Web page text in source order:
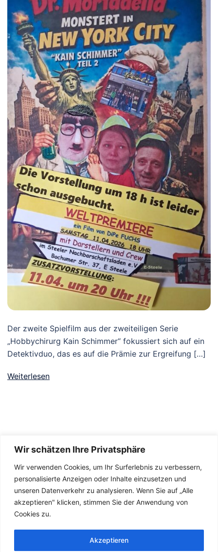
Wir schätzen Ihre Privatsphäre
Wir verwenden Cookies, um Ihr Surferlebnis zu verbessern,
personalisierte Anzeigen oder Inhalte einzusetzen und
unseren Datenverkehr zu analysieren. Wenn Sie auf „Alle
akzeptieren" klicken, stimmen Sie der Anwendung von
Cookies zu.
Akzeptieren
Der zweite Spielfilm aus der zweiteiligen Serie
„Hobbychirurg Kain Schimmer“ fokussiert sich auf ein
Detektivduo, das es auf die Prämie zur Ergreifung […]
Weiterlesen
Kontakt
Impressum
Datenschutzerklärung